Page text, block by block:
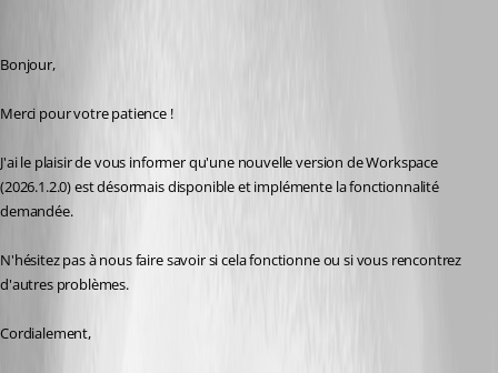
Bonjour,
Merci pour votre patience !
J'ai le plaisir de vous informer qu'une nouvelle version de Workspace
(2026.1.2.0) est désormais disponible et implémente la fonctionnalité
demandée.
N'hésitez pas à nous faire savoir si cela fonctionne ou si vous rencontrez
d'autres problèmes.
Cordialement,